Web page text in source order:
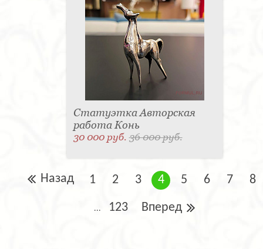
Статуэтка Авторская
работа Конь
30 000 руб.36 000 руб.
Назад 1 2 3 4 5 6 7 8
... 123 Вперед